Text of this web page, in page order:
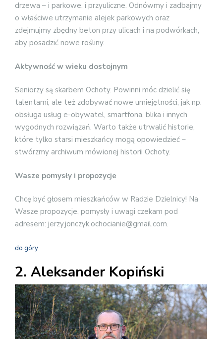
drzewa – i parkowe, i przyuliczne. Odnówmy i zadbajmy
o właściwe utrzymanie alejek parkowych oraz
zdejmujmy zbędny beton przy ulicach i na podwórkach,
aby posadzić nowe rośliny.
Aktywność w wieku dostojnym
Seniorzy są skarbem Ochoty. Powinni móc dzielić się
talentami, ale też zdobywać nowe umiejętności, jak np.
obsługa usług e-obywatel, smartfona, blika i innych
wygodnych rozwiązań. Warto także utrwalić historie,
które tylko starsi mieszkańcy mogą opowiedzieć –
stwórzmy archiwum mówionej historii Ochoty.
Wasze pomysły i propozycje
Chcę być głosem mieszkańców w Radzie Dzielnicy! Na
Wasze propozycje, pomysły i uwagi czekam pod
adresem: jerzy.jonczyk.ochocianie@gmail.com.
do góry
2. Aleksander Kopiński